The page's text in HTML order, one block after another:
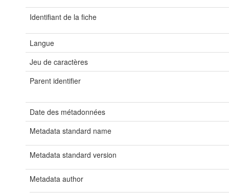
Identifiant de la fiche
Langue
Jeu de caractères
Parent identifier
Date des métadonnées
Metadata standard name
Metadata standard version
Metadata author